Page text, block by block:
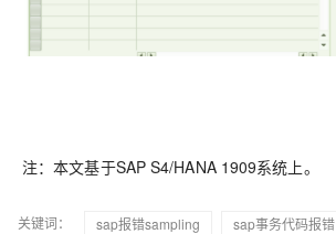
注：本文基于SAP S4/HANA 1909系统上。
关键词： sap报错sampling
sap事务代码报错